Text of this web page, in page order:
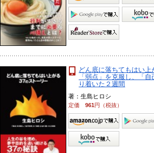
どん底に落ちてもはい
「弱点」を克服し、「
り着いた２週間
著：生島ヒロシ
定価961円（税抜）